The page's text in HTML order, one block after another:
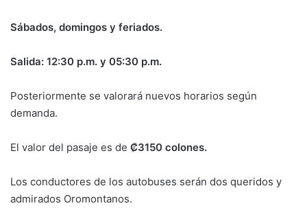
Sábados, domingos y feriados.
Salida: 12:30 p.m. y 05:30 p.m.
Posteriormente se valorará nuevos horarios según
demanda.
El valor del pasaje es de ₡3150 colones.
Los conductores de los autobuses serán dos queridos y
admirados Oromontanos.